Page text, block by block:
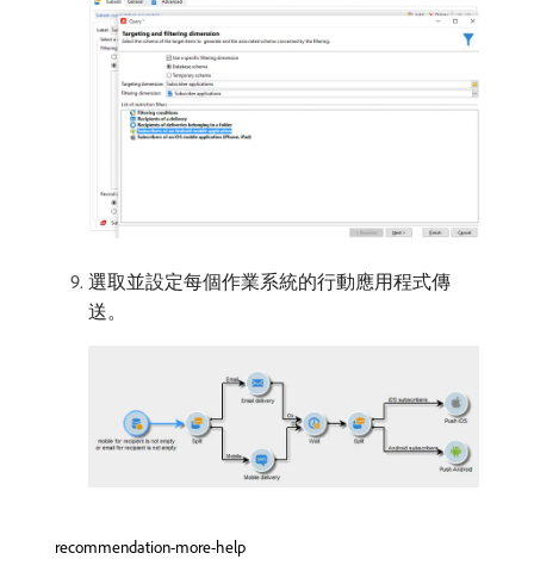
選取並設定每個作業系統的行動應用程式傳
送。
recommendation-more-help